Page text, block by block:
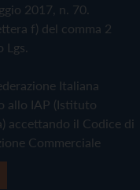
2017, n. 70.
f) del comma 2
Italiana
allo IAP (Istituto
accettando il Codice di
Commerciale